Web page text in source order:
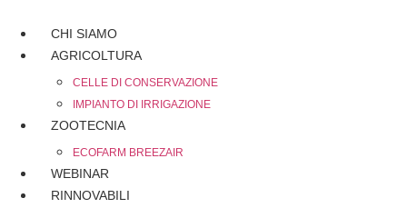
CHI SIAMO
AGRICOLTURA
CELLE DI CONSERVAZIONE
IMPIANTO DI IRRIGAZIONE
ZOOTECNIA
ECOFARM BREEZAIR
WEBINAR
RINNOVABILI